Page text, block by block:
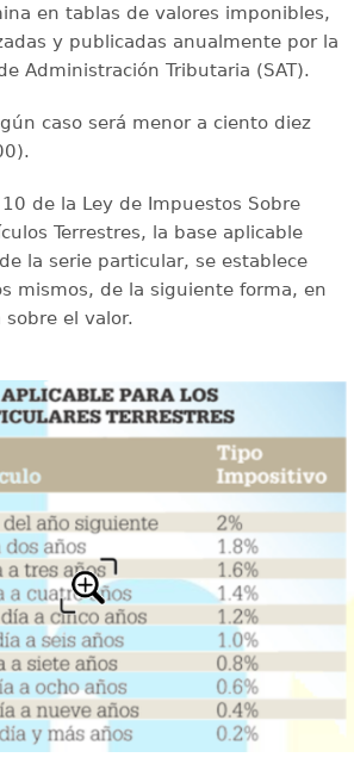
en tablas de valores imponibles,
y publicadas anualmente por la
Administración Tributaria (SAT).
caso será menor a ciento diez
de la Ley de Impuestos Sobre
Terrestres, la base aplicable
la serie particular, se establece
mismos, de la siguiente forma, en
el valor.